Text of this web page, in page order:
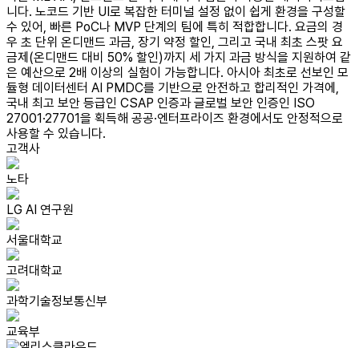
니다. 노코드 기반 UI로 복잡한 터미널 설정 없이 쉽게 환경을 구성할
수 있어, 빠른 PoC나 MVP 단계의 팀에 특히 적합합니다. 요금의 경
우 초 단위 온디맨드 과금, 장기 약정 할인, 그리고 국내 최초 스팟 요
금제(온디맨드 대비 50% 할인)까지 세 가지 과금 방식을 지원하여 같
은 예산으로 2배 이상의 실험이 가능합니다. 아시아 최초로 선보인 모
듈형 데이터센터 AI PMDC를 기반으로 안전하고 합리적인 가격에,
국내 최고 보안 등급인 CSAP 인증과 글로벌 보안 인증인 ISO
27001·27701을 획득해 공공·엔터프라이즈 환경에서도 안정적으로
사용할 수 있습니다.
고객사
노타
LG AI 연구원
서울대학교
고려대학교
과학기술정보통신부
교육부